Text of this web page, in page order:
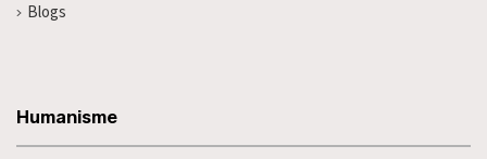
Blogs
Humanisme